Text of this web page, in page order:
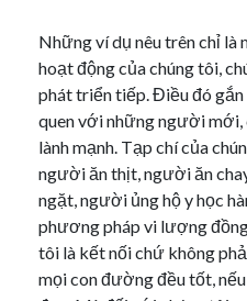
Những ví dụ nêu trên chỉ
hoạt động của chúng tôi,
phát triển tiếp. Điều đó
quen với những người mới,
lành mạnh. Tạp chí của
người ăn thịt, người ăn
ngặt, người ủng hộ y học
phương pháp vi lượng
tôi là kết nối chứ không
mọi con đường đều tốt,